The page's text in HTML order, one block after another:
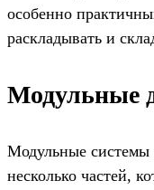
особенно
раскладывать и
Модульные
Модульные системы
несколько частей,